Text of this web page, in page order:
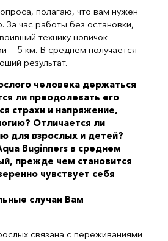
полагаю, что вам нужен
За час работы без остановки,
технику новичок
— 5 км. В среднем получается
результат.
человека держаться
ли преодолевать его
страхи и напряжение,
Отличается ли
для взрослых и детей?
Buginners в среднем
прежде чем становится
чувствует себя
случаи Вам
связана с переживаниями